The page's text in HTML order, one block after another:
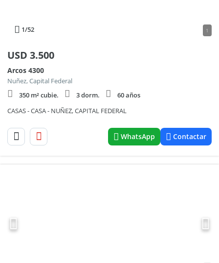
1/52 1
USD 3.500
Arcos 4300
Nuñez, Capital Federal
350 m² cubie.
3 dorm.
60 años
CASAS - CASA - NUÑEZ, CAPITAL FEDERAL
WhatsApp Contactar